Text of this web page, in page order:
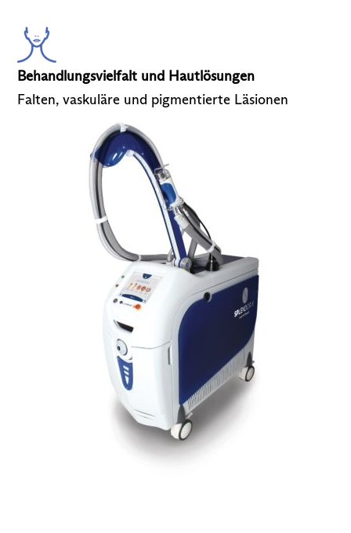
Behandlungsvielfalt und Hautlösungen
Falten, vaskuläre und pigmentierte Läsionen